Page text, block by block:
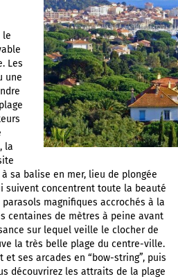
le
Les
une
la
sa balise en mer, lieu de plongée
suivent concentrent toute la beauté
parasols magnifiques accrochés à la
centaines de mètres à peine avant
sur lequel veille le clocher de
la très belle plage du centre-ville.
ses arcades en “bow-string”, puis
découvrirez les attraits de la plage